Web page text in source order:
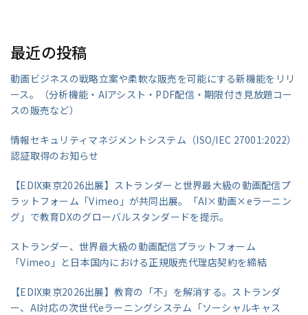
最近の投稿
動画ビジネスの戦略立案や柔軟な販売を可能にする新機能をリリ
ース。（分析機能・AIアシスト・PDF配信・期限付き見放題コー
スの販売など）
情報セキュリティマネジメントシステム（ISO/IEC 27001:2022）
認証取得のお知らせ
【EDIX東京2026出展】ストランダーと世界最大級の動画配信プ
ラットフォーム「Vimeo」が共同出展。「AI×動画×eラーニン
グ」で教育DXのグローバルスタンダードを提示。
ストランダー、世界最大級の動画配信プラットフォーム
「Vimeo」と日本国内における正規販売代理店契約を締結
【EDIX東京2026出展】教育の「不」を解消する。ストランダ
ー、AI対応の次世代eラーニングシステム「ソーシャルキャス